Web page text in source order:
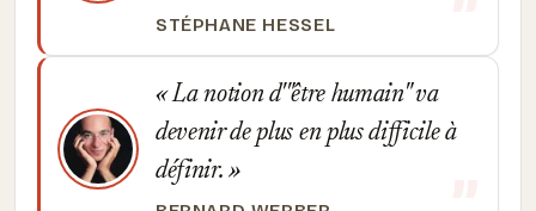
STÉPHANE HESSEL
La notion d'"être humain" va
devenir de plus en plus difficile à
définir.